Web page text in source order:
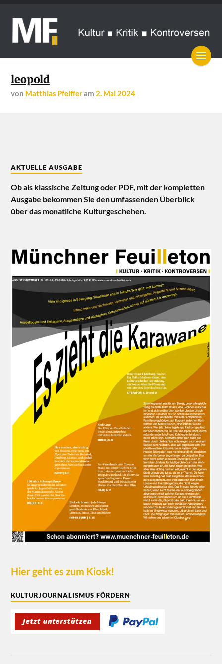
leopold
von Matthias Pfeifferam 2. Mai 2024
AKTUELLE AUSGABE
Ob als klassische Zeitung oder PDF, mit der kompletten
Ausgabe bekommen Sie den umfassenden Überblick
über das monatliche Kulturgeschehen.
Hier geht es zum Kiosk!
KULTURJOURNALISMUS FÖRDERN